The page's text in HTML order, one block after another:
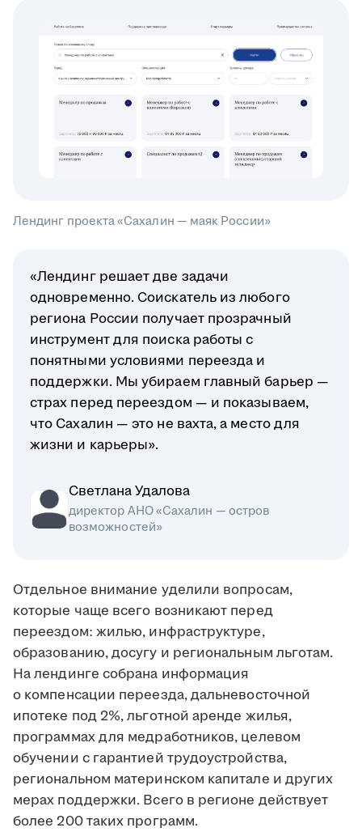
Лендинг проекта «Сахалин — маяк России»
«Лендинг решает две задачи
одновременно. Соискатель из любого
региона России получает прозрачный
инструмент для поиска работы с
понятными условиями переезда и
поддержки. Мы убираем главный барьер —
страх перед переездом — и показываем,
что Сахалин — это не вахта, а место для
жизни и карьеры».
Светлана Удалова
директор АНО «Сахалин — остров
возможностей»
Отдельное внимание уделили вопросам,
которые чаще всего возникают перед
переездом: жилью, инфраструктуре,
образованию, досугу и региональным льготам.
На лендинге собрана информация
о компенсации переезда, дальневосточной
ипотеке под 2%, льготной аренде жилья,
программах для медработников, целевом
обучении с гарантией трудоустройства,
региональном материнском капитале и других
мерах поддержки. Всего в регионе действует
более 200 таких программ.